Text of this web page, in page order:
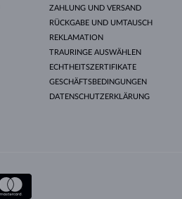
ZAHLUNG UND VERSAND
RÜCKGABE UND UMTAUSCH
REKLAMATION
TRAURINGE AUSWÄHLEN
ECHTHEITSZERTIFIKATE
GESCHÄFTSBEDINGUNGEN
DATENSCHUTZERKLÄRUNG